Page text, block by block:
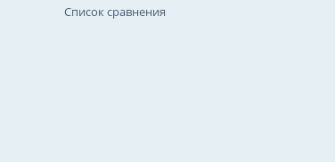
Список сравнения